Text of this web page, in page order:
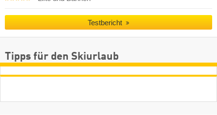
Testbericht
Tipps für den Skiurlaub